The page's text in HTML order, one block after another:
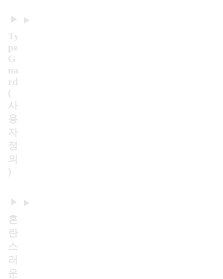
Ty
pe
G
ua
rd
(
사
용
자
정
의
)
혼
란
스
러
운